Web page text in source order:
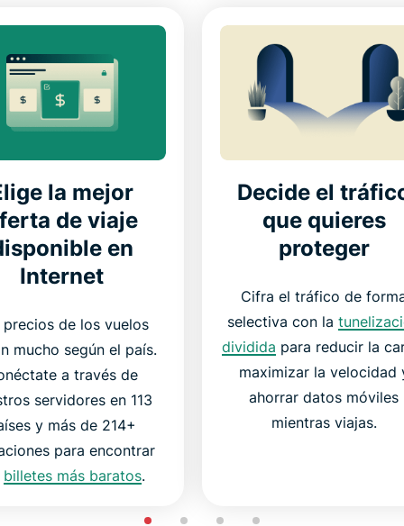
la mejor
de viaje
en
Internet
precios de los vuelos
mucho según el país.
a través de
servidores en 113
y más de 214+
para encontrar
billetes más baratos.
Decide el
que quieres
proteger
Cifra el tráfico de
selectiva con la
dividida para reducir la
maximizar la velocidad
ahorrar datos móviles
mientras viajas.